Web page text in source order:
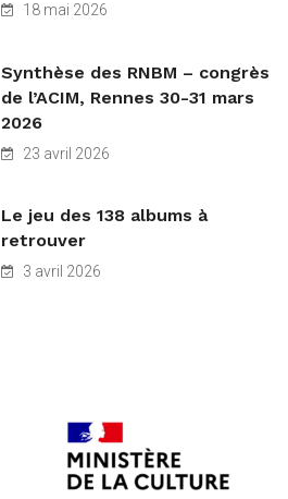
18 mai 2026
Synthèse des RNBM – congrès
de l’ACIM, Rennes 30-31 mars
2026
23 avril 2026
Le jeu des 138 albums à
retrouver
3 avril 2026